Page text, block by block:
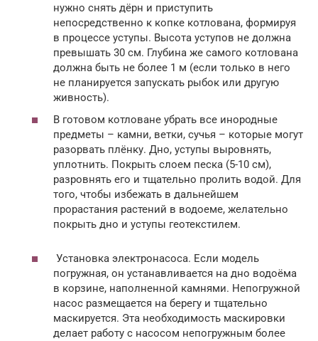
нужно снять дёрн и приступить
непосредственно к копке котлована, формируя
в процессе уступы. Высота уступов не должна
превышать 30 см. Глубина же самого котлована
должна быть не более 1 м (если только в него
не планируется запускать рыбок или другую
живность).
В готовом котловане убрать все инородные
предметы – камни, ветки, сучья – которые могут
разорвать плёнку. Дно, уступы выровнять,
уплотнить. Покрыть слоем песка (5-10 см),
разровнять его и тщательно пролить водой. Для
того, чтобы избежать в дальнейшем
прорастания растений в водоеме, желательно
покрыть дно и уступы геотекстилем.
Установка электронасоса. Если модель
погружная, он устанавливается на дно водоёма
в корзине, наполненной камнями. Непогружной
насос размещается на берегу и тщательно
маскируется. Эта необходимость маскировки
делает работу с насосом непогружным более